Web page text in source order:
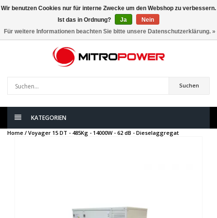
artikel
Suchen
KATEGORIEN
Home / Voyager 15 DT - 485Kg - 14000W - 62 dB - Dieselaggregat
Wir benutzen Cookies nur für interne Zwecke um den Webshop zu verbessern.
Ist das in Ordnung?
Ja
Nein
Für weitere Informationen beachten Sie bitte unsere Datenschutzerklärung. »